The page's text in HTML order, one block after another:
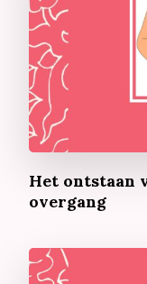
Het ontstaan
overgang